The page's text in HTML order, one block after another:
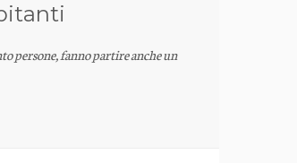
persone, fanno partire anche un